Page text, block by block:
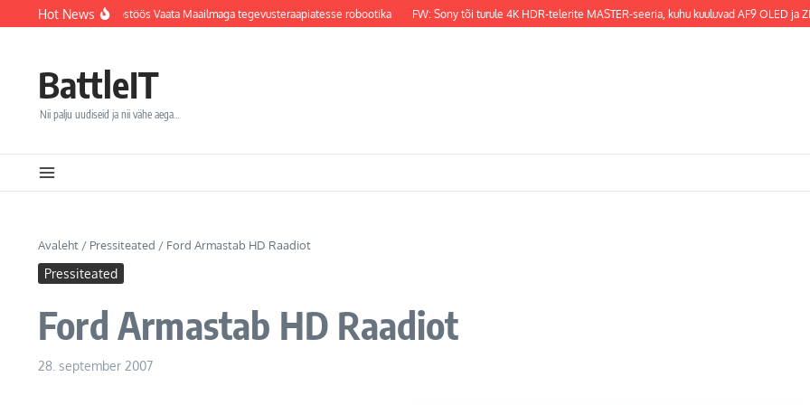
Sisu juurdeHot News
haigla integreerib koostöös Vaata Maailmaga tegevusteraapiatesse robootika FW: Sony tõi turule 4K HDR-telerite MASTER-seeria, kuhu kuuluvad AF9 OLED ja
BattleIT
Nii palju uudiseid ja nii vähe aega…
Avaleht / Pressiteated / Ford Armastab HD Raadiot
Pressiteated
Ford Armastab HD Raadiot
28. september 2007